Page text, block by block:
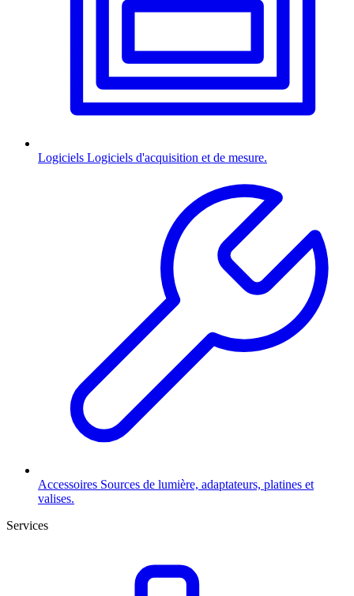
Logiciels Logiciels d'acquisition et de mesure.
Accessoires Sources de lumière, adaptateurs, platines et
valises.
Services